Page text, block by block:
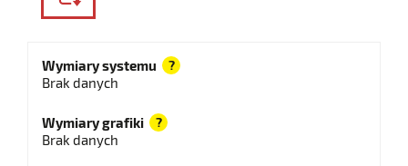
Wymiary systemu ?
Brak danych
Wymiary grafiki ?
Brak danych